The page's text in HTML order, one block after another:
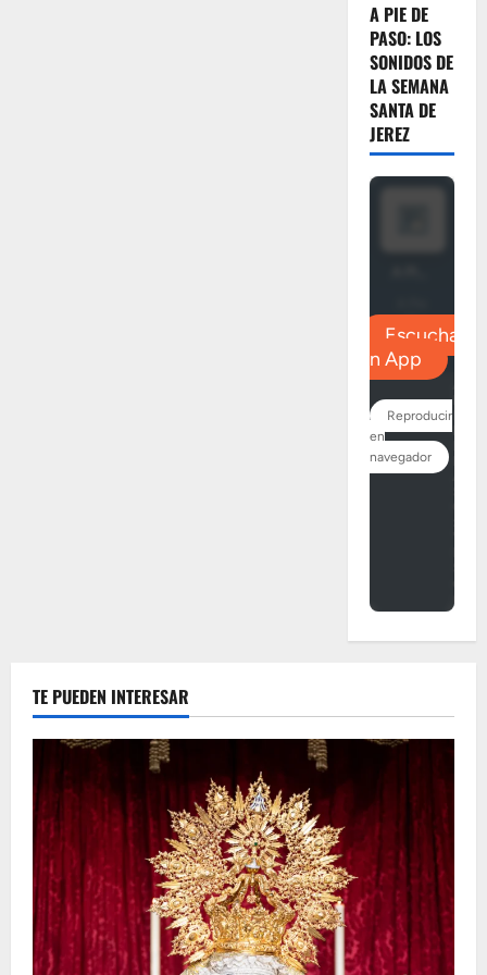
A PIE DE
PASO: LOS
SONIDOS DE
LA SEMANA
SANTA DE
JEREZ
TE PUEDEN INTERESAR